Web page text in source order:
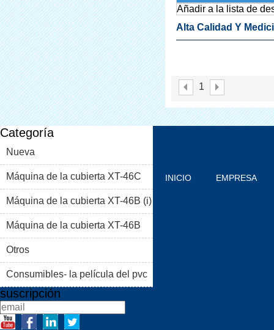
Añadir a la lista de
Alta Calidad Y
1
Categoría
Nueva
Máquina de la cubierta XT-46C
Máquina de la cubierta XT-46B (i)
Máquina de la cubierta XT-46B
(II)
Otros
Consumibles- la película del pvc
suscripción
INICIO EMPRESA